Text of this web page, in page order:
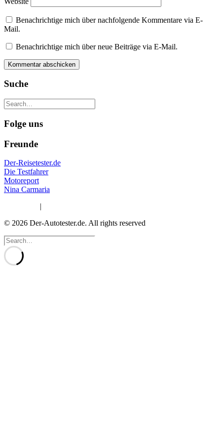
Benachrichtige mich über nachfolgende Kommentare via E-
Mail.
Benachrichtige mich über neue Beiträge via E-Mail.
Suche
Folge uns
Freunde
Der-Reisetester.de
Die Testfahrer
Motoreport
Nina Carmaria
|
© 2026 Der-Autotester.de. All rights reserved